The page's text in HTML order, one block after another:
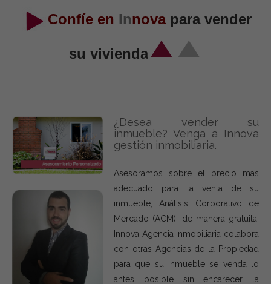
Confíe en Innovapara vender
su vivienda
¿Desea vender su
inmueble? Venga a Innova
gestión inmobiliaria.
Asesoramos sobre el precio mas
adecuado para la venta de su
inmueble, Análisis Corporativo de
Mercado (ACM), de manera gratuita.
Innova Agencia Inmobiliaria colabora
con otras Agencias de la Propiedad
para que su inmueble se venda lo
antes posible sin encarecer la